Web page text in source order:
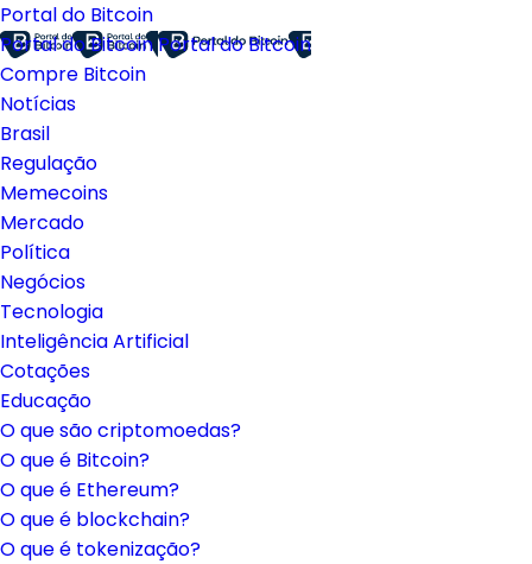
Portal do Bitcoin
Portal do BitcoinPortal do Bitcoin
Compre Bitcoin
Notícias
Brasil
Regulação
Memecoins
Mercado
Política
Negócios
Tecnologia
Inteligência Artificial
Cotações
Educação
O que são criptomoedas?
O que é Bitcoin?
O que é Ethereum?
O que é blockchain?
O que é tokenização?